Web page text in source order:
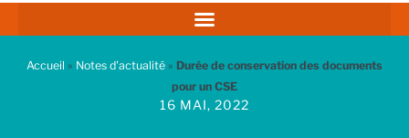
Accueil » Notes d'actualité » Durée de conservation des documents
pour un CSE
16 MAI, 2022